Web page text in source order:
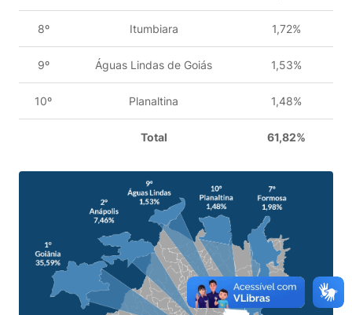
8º Itumbiara 1,72%
9º Águas Lindas de Goiás 1,53%
10º Planaltina 1,48%
Total 61,82%